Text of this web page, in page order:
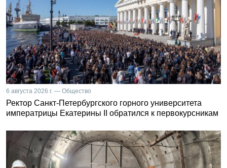
6 августа 2026 г. — Общество
Ректор Санкт-Петербургского горного университета
императрицы Екатерины II обратился к первокурсникам